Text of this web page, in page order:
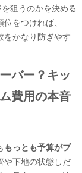
狙うのかを決める
をつければ、
をかなり防ぎやす
バー？キッ
費用の本音
もっとも予算がブ
や下地の状態しだ